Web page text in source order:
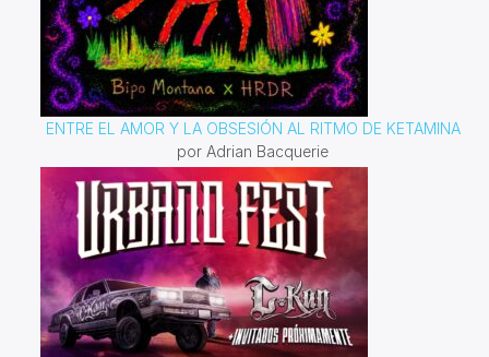
ENTRE EL AMOR Y LA OBSESIÓN AL RITMO DE KETAMINA
por Adrian Bacquerie